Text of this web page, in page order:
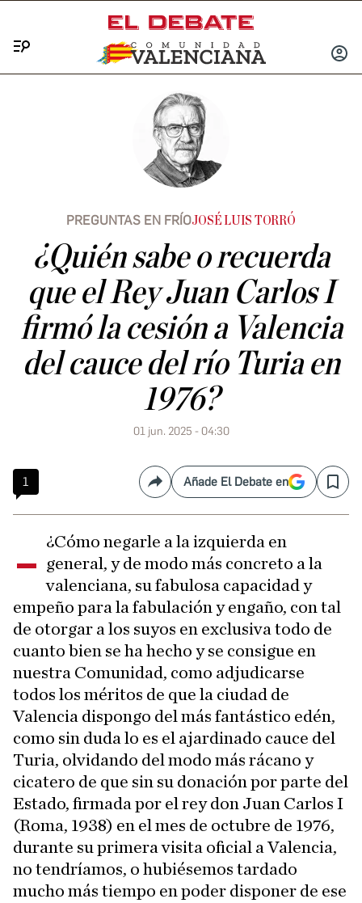
INICIAR
PREGUNTAS EN FRÍOJOSÉ LUIS TORRÓ
¿Quién sabe o recuerda
que el Rey Juan Carlos I
firmó la cesión a Valencia
del cauce del río Turia en
1976?
01 jun. 2025 - 04:30
1 CompartirAñade El Debate en Save
- ¿Cómo negarle a la izquierda en
general, y de modo más concreto a la
valenciana, su fabulosa capacidad y
empeño para la fabulación y engaño, con tal
de otorgar a los suyos en exclusiva todo de
cuanto bien se ha hecho y se consigue en
nuestra Comunidad, como adjudicarse
todos los méritos de que la ciudad de
Valencia dispongo del más fantástico edén,
como sin duda lo es el ajardinado cauce del
Turia, olvidando del modo más rácano y
cicatero de que sin su donación por parte del
Estado, firmada por el rey don Juan Carlos I
(Roma, 1938) en el mes de octubre de 1976,
durante su primera visita oficial a Valencia,
no tendríamos, o hubiésemos tardado
mucho más tiempo en poder disponer de ese